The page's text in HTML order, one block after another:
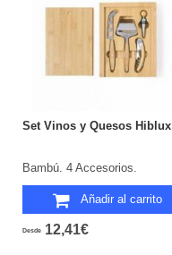
Set Vinos y Quesos Hiblux
Bambú. 4 Accesorios.
Añadir al carrito
Desde 12,41€